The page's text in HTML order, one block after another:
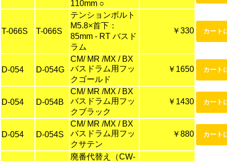
110mm ○
T-066S T-066S
テンションボルト
M5.8×首下：
85mm - RT バスド
ラム
￥330
D-054 D-054G
CM/ MR /MX / BX
バスドラム用フッ
クゴールド
￥1650
D-054 D-054B
CM/ MR /MX / BX
バスドラム用フッ
クブラック
￥1430
D-054 D-054S
CM/ MR /MX / BX
バスドラム用フッ
クサテン
￥880
廃番代替え（CW-